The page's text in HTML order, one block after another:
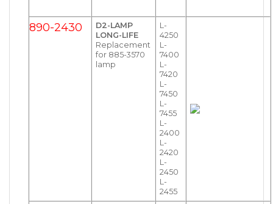
890-2430
D2-LAMP
LONG-LIFE
Replacement
for 885-3570
lamp
L-
4250
L-
7400
L-
7420
L-
7450
L-
7455
L-
2400
L-
2420
L-
2450
L-
2455